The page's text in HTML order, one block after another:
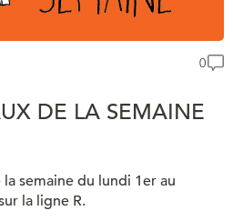
0
DE LA SEMAINE
semaine du lundi 1er au
la ligne R.